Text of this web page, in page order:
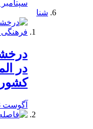
سپتامبر 24, 2019
شنا
در
کشور
آگوست 23, 2019